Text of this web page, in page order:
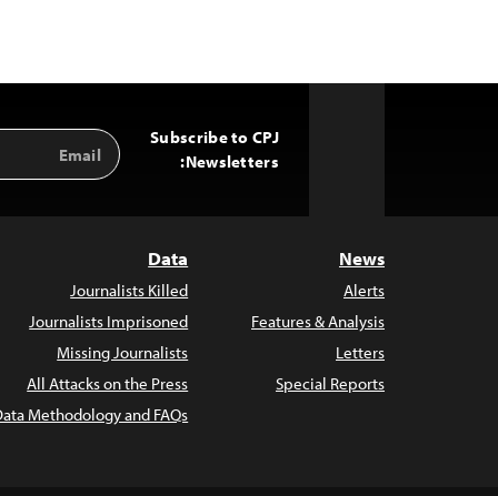
Subscribe to CPJ
Newsletters:
Email
Address
News
Alerts
Features & Analysis
Letters
Special Reports
Data
Journalists Killed
Journalists Imprisoned
Missing Journalists
All Attacks on the Press
Methodology and FAQs